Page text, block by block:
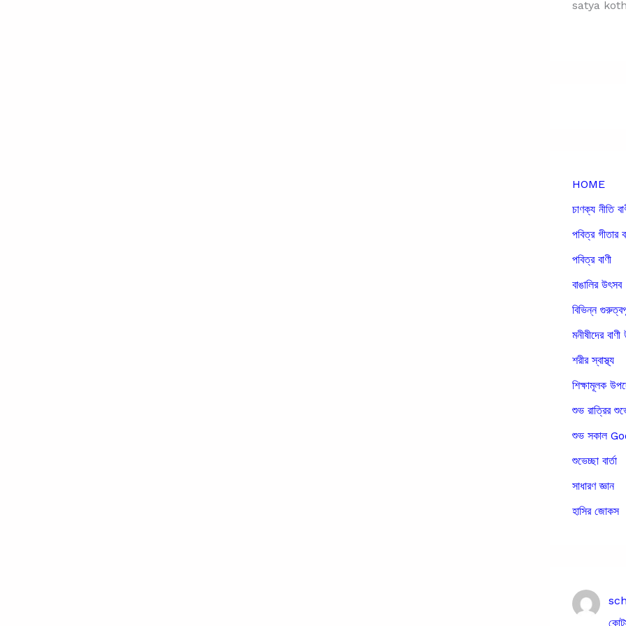
satya
HOME
চাণক্য নীতি
পবিত্র গীতার
পবিত্র বাণী
বাঙালির উৎসব
বিভিন্ন
মনীষীদের
শরীর স্বাস্থ্য
শিক্ষামূলক
শুভ রাত্রির
শুভ সকাল
শুভেচ্ছা বার্তা
সাধারণ জ্ঞান
হাসির জোকস